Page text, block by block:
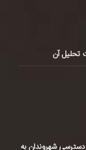
آن
شهروندان به